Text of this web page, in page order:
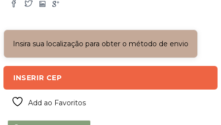
Insira sua localização para obter o método de envio
INSERIR CEP
Add ao Favoritos